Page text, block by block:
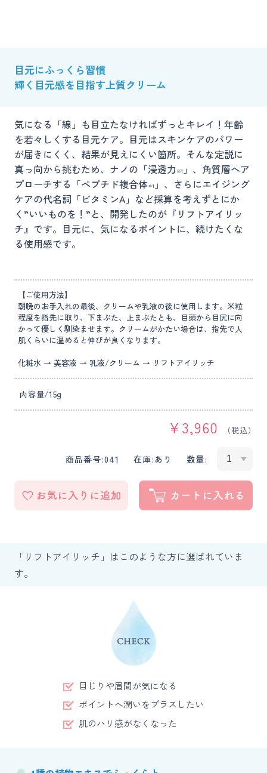
目元にふっくら習慣
輝く目元感を目指す上質クリーム
気になる「線」も目立たなければずっとキレイ！年齢
を若々しくする目元ケア。目元はスキンケアのパワー
が届きにくく、結果が見えにくい箇所。そんな定説に
真っ向から挑むため、ナノの「浸透力 ※1 」、角質層へア
プローチする「ペプチド複合体＊1 」、さらにエイジング
ケアの代名詞「ビタミンA」など採算を考えずとにか
く”いいものを！”と、開発したのが『リフトアイリッ
チ』です。目元に、気になるポイントに、続けたくな
る使用感です。
【ご使用方法】
朝晩のお手入れの最後、クリームや乳液の後に使用します。米粒
程度を指先に取り、下まぶた、上まぶたとも、目頭から目尻に向
かって優しく馴染ませます。クリームがかたい場合は、指先で人
肌くらいに温めると伸びが良くなります。
化粧水 → 美容液 → 乳液/クリーム → リフトアイリッチ
内容量/15g
¥ 3,960 （税込）
商品番号:041 在庫: あり 数量:
「リフトアイリッチ」はこのような方に選ばれていま
す。
目じりや眉間が気になる
ポイントへ潤いをプラスしたい
肌のハリ感がなくなった